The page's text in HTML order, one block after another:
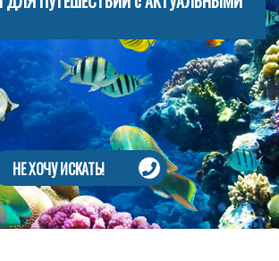
НЕ ХОЧУ ИСКАТЬ!